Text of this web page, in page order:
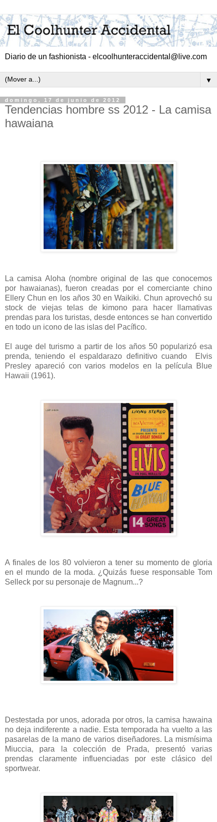
Diario de un fashionista - elcoolhunteraccidental@live.com
▼
domingo, 17 de junio de 2012
Tendencias hombre ss 2012 - La camisa
hawaiana
La camisa Aloha (nombre original de las que conocemos
por hawaianas), fueron creadas por el comerciante chino
Ellery Chun en los años 30 en Waikiki. Chun aprovechó su
stock de viejas telas de kimono para hacer llamativas
prendas para los turistas, desde entonces se han convertido
en todo un icono de las islas del Pacífico.
El auge del turismo a partir de los años 50 popularizó esa
prenda, teniendo el espaldarazo definitivo cuando Elvis
Presley apareció con varios modelos en la película Blue
Hawaii (1961).
A finales de los 80 volvieron a tener su momento de gloria
en el mundo de la moda. ¿Quizás fuese responsable Tom
Selleck por su personaje de Magnum...?
Destestada por unos, adorada por otros, la camisa hawaina
no deja indiferente a nadie. Esta temporada ha vuelto a las
pasarelas de la mano de varios diseñadores. La mismísima
Miuccia, para la colección de Prada, presentó varias
prendas claramente influenciadas por este clásico del
sportwear.